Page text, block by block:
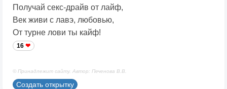
Получай секс-драйв от лайф,
Век живи с лавэ, любовью,
От турне лови ты кайф!
16
© Принадлежит сайту. Автор: Печенова В.В.
Создать открытку